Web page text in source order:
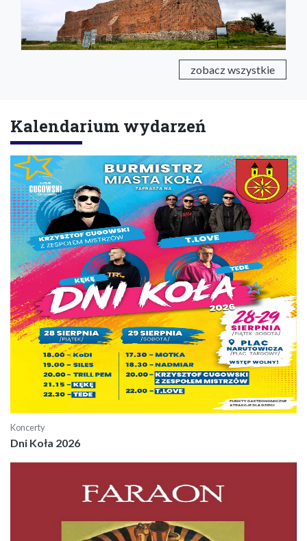
zobacz wszystkie
Kalendarium wydarzeń
Koncerty
Dni Koła 2026